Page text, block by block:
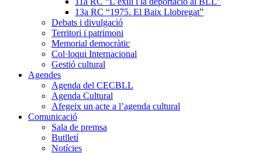
13a RC “1975. El Baix Llobregat”
Debats i divulgació
Territori i patrimoni
Memorial democràtic
Col·loqui Internacional
Gestió cultural
Agendes
Agenda del CECBLL
Agenda Cultural
Afegeix un acte a l’agenda cultural
Comunicació
Sala de premsa
Butlletí
Notícies